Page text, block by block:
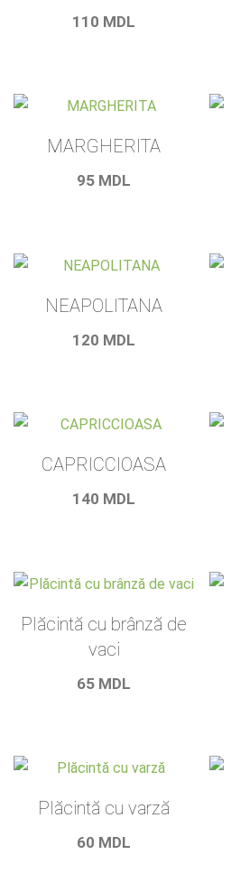
110 MDL
MARGHERITA
95 MDL
NEAPOLITANA
120 MDL
CAPRICCIOASA
140 MDL
Plăcintă cu brânză de
vaci
65 MDL
Plăcintă cu varză
60 MDL